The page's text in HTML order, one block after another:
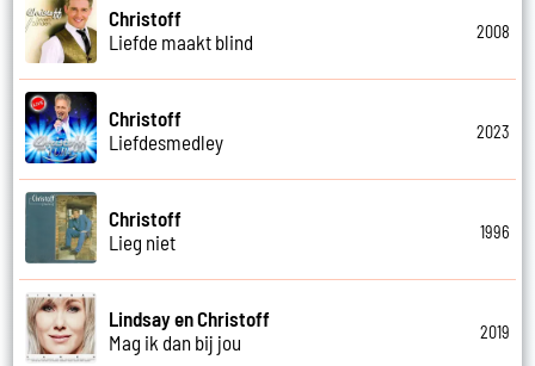
Christoff
Liefde maakt blind
2008
Christoff
Liefdesmedley
2023
Christoff
Lieg niet
1996
Lindsay en Christoff
Mag ik dan bij jou
2019